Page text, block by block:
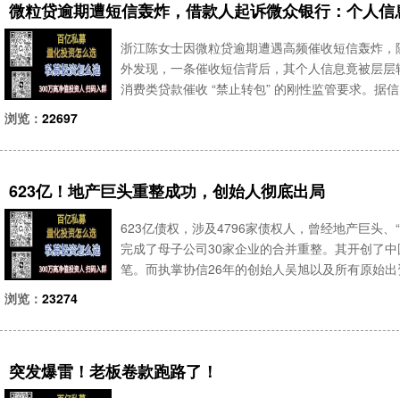
微粒贷逾期遭短信轰炸，借款人起诉微众银行：个人
浙江陈女士因微粒贷逾期遭遇高频催收短信轰炸
外发现，一条催收短信背后，其个人信息竟被层
消费类贷款催收 “禁止转包” 的刚性监管要求。据
浏览： 22697
623亿！地产巨头重整成功，创始人彻底出局
623亿债权，涉及4796家债权人，曾经地产巨头
完成了母子公司30家企业的合并重整。其开创了
笔。而执掌协信26年的创始人吴旭以及所有原始
浏览： 23274
突发爆雷！老板卷款跑路了！